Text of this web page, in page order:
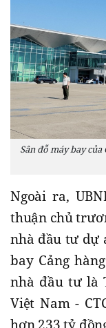
Sân đỗ máy bay
Ngoài ra,
thuận chủ
nhà đầu tư dự
bay Cảng
nhà đầu tư là
Việt Nam -
hơn 233 tỷ